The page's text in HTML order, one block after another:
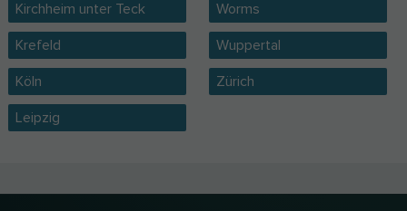
Kirchheim unter Teck
Krefeld
Köln
Leipzig
Worms
Wuppertal
Zürich